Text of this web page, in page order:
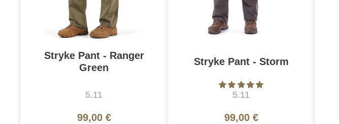
Stryke Pant - Ranger
Green
5.11
99,00 €
Stryke Pant - Storm
5.11
99,00 €